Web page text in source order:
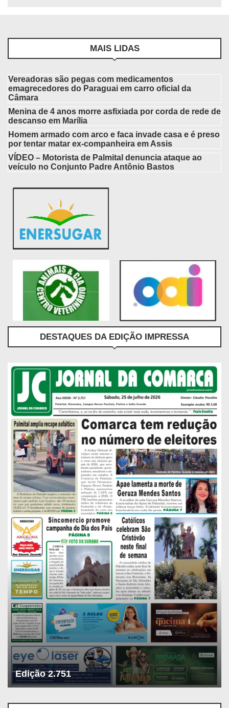
MAIS LIDAS
Vereadoras são pegas com medicamentos
emagrecedores do Paraguai em carro oficial da
Câmara
Menina de 4 anos morre asfixiada por corda de rede de
descanso em Marília
Homem armado com arco e faca invade casa e é preso
por tentar matar ex-companheira em Assis
VÍDEO – Motorista de Palmital denuncia ataque ao
veículo no Conjunto Padre Antônio Bastos
DESTAQUES DA EDIÇÃO IMPRESSA
Edição 2.751